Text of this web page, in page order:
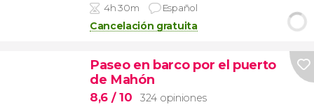
4h 30m Español
Cancelación gratuita
Paseo en barco por el puerto
de Mahón
8,6 / 10
324 opiniones